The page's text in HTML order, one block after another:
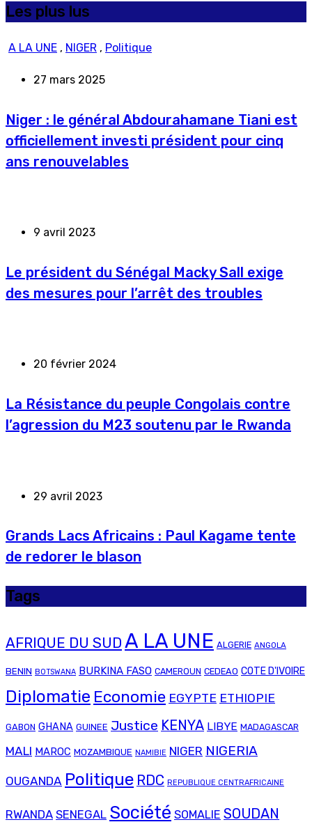
Les plus lus
A LA UNE , NIGER , Politique
27 mars 2025
Niger : le général Abdourahamane Tiani est
officiellement investi président pour cinq
ans renouvelables
9 avril 2023
Le président du Sénégal Macky Sall exige
des mesures pour l’arrêt des troubles
20 février 2024
La Résistance du peuple Congolais contre
l’agression du M23 soutenu par le Rwanda
29 avril 2023
Grands Lacs Africains : Paul Kagame tente
de redorer le blason
Tags
AFRIQUE DU SUD A LA UNE ALGERIE ANGOLA
BENIN BOTSWANA BURKINA FASO CAMEROUN CEDEAO COTE D'IVOIRE
Diplomatie Economie EGYPTE ETHIOPIE
GABON GHANA GUINEE Justice KENYA LIBYE MADAGASCAR
MALI MAROC MOZAMBIQUE NAMIBIE NIGER NIGERIA
OUGANDA Politique RDC REPUBLIQUE CENTRAFRICAINE
RWANDA SENEGAL Société SOMALIE SOUDAN